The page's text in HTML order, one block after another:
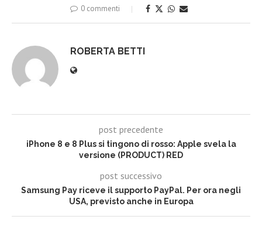
0 commenti
ROBERTA BETTI
post precedente
iPhone 8 e 8 Plus si tingono di rosso: Apple svela la
versione (PRODUCT) RED
post successivo
Samsung Pay riceve il supporto PayPal. Per ora negli
USA, previsto anche in Europa